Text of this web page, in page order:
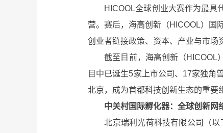
HICOOL全球创业大赛作为最具代
营。赛后，海高创新（HICOOL）国
创业者链接政策、资本、产业与市场
截至目前，海高创新（HICOOL）
目中已诞生5家上市公司、17家独角
北京，成为首都科技创新生态的重要
中关村国际孵化器：全球创新网
北京瑞利光荷科技有限公司（以下